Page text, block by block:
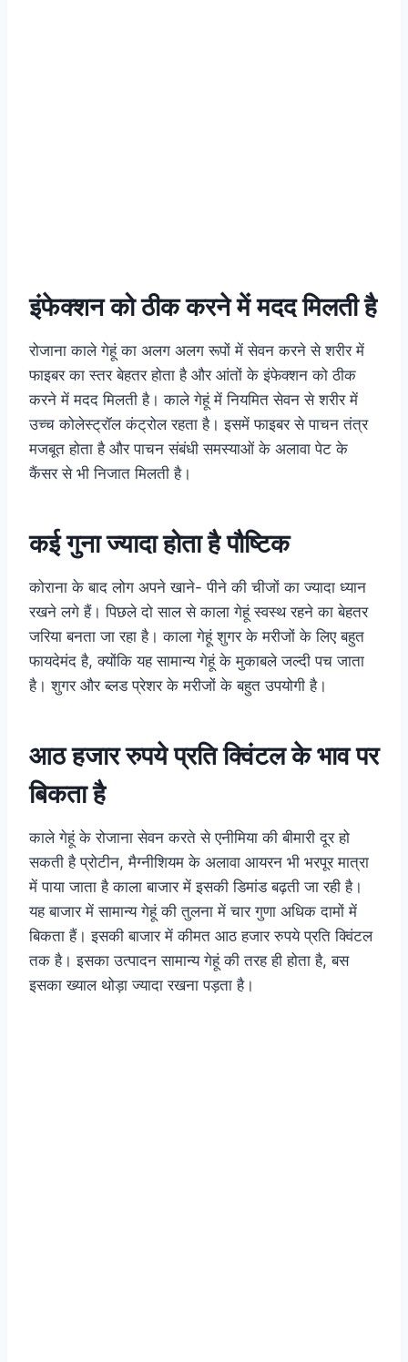
इंफेक्शन को ठीक करने में मदद मिलती है
रोजाना काले गेहूं का अलग अलग रूपों में सेवन करने से शरीर में
फाइबर का स्तर बेहतर होता है और आंतों के इंफेक्शन को ठीक
करने में मदद मिलती है। काले गेहूं में नियमित सेवन से शरीर में
उच्च कोलेस्ट्रॉल कंट्रोल रहता है। इसमें फाइबर से पाचन तंत्र
मजबूत होता है और पाचन संबंधी समस्याओं के अलावा पेट के
कैंसर से भी निजात मिलती है।
कई गुना ज्यादा होता है पौष्टिक
कोराना के बाद लोग अपने खाने- पीने की चीजों का ज्यादा ध्यान
रखने लगे हैं। पिछले दो साल से काला गेहूं स्वस्थ रहने का बेहतर
जरिया बनता जा रहा है। काला गेहूं शुगर के मरीजों के लिए बहुत
फायदेमंद है, क्योंकि यह सामान्य गेहूं के मुकाबले जल्दी पच जाता
है। शुगर और ब्लड प्रेशर के मरीजों के बहुत उपयोगी है।
आठ हजार रुपये प्रति क्विंटल के भाव पर
बिकता है
काले गेहूं के रोजाना सेवन करते से एनीमिया की बीमारी दूर हो
सकती है प्रोटीन, मैग्नीशियम के अलावा आयरन भी भरपूर मात्रा
में पाया जाता है काला बाजार में इसकी डिमांड बढ़ती जा रही है।
यह बाजार में सामान्य गेहूं की तुलना में चार गुणा अधिक दामों में
बिकता हैं। इसकी बाजार में कीमत आठ हजार रुपये प्रति क्विंटल
तक है। इसका उत्पादन सामान्य गेहूं की तरह ही होता है, बस
इसका ख्याल थोड़ा ज्यादा रखना पड़ता है।